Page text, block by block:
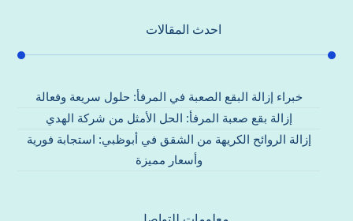
احدث المقالات
خبراء إزالة البقع الصعبة في المرفأ: حلول سريعة وفعالة
إزالة بقع صعبة المرفأ: الحل الأمثل من شركة الهدي
إزالة الروائح الكريهة من الشقق في أبوظبي: استجابة فورية
وأسعار مميزة